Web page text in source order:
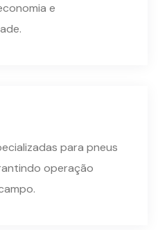
e
para pneus
operação